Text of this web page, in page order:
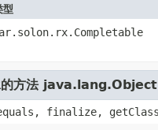
型
的方法 java.lang.Object
finalize,